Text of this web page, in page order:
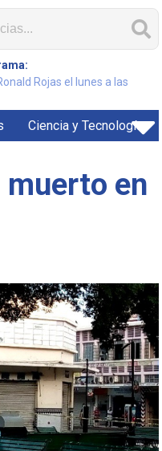
Rojas el lunes a las
Ciencia y Tecnología
muerto en